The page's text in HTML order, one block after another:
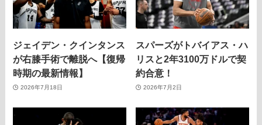
ジェイデン・クインタンス
が右膝手術で離脱へ【復帰
時期の最新情報】
2026年7月18日
スパーズがトバイアス・ハ
リスと2年3100万ドルで契
約合意！
2026年7月2日